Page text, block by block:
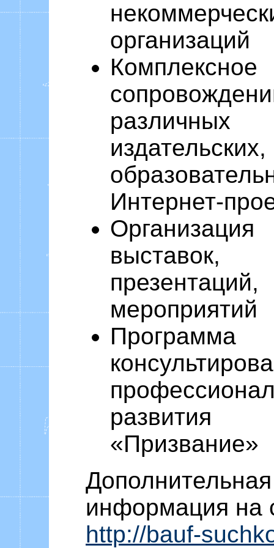
организаций
Комплексное
различных
издательских,
Интернет-
Организация
выставок,
презентаций,
мероприятий
Программа
развития
«Призвание»
Дополнительная
информация на
http://bauf-